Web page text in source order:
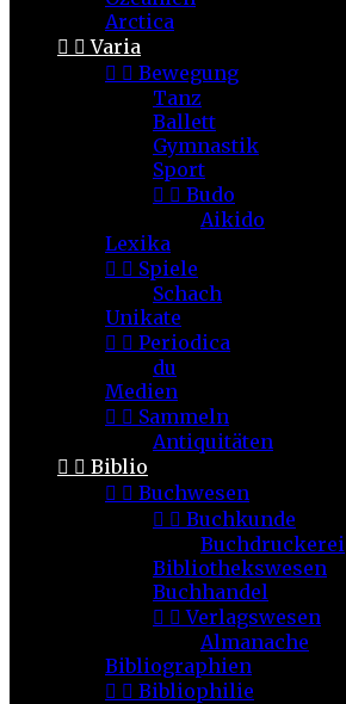
Arctica
  Varia
  Bewegung
Tanz
Ballett
Gymnastik
Sport
  Budo
Aikido
Lexika
  Spiele
Schach
Unikate
  Periodica
du
Medien
  Sammeln
Antiquitäten
  Biblio
  Buchwesen
  Buchkunde
Buchdruckerei
Bibliothekswesen
Buchhandel
  Verlagswesen
Almanache
Bibliographien
  Bibliophilie